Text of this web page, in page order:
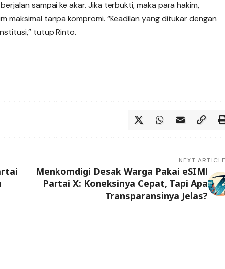
sampai ke akar. Jika terbukti, maka para hakim,
maksimal tanpa kompromi. “Keadilan yang ditukar dengan
tutup Rinto.
NEXT ARTICLE
Menkomdigi Desak Warga Pakai eSIM!
Partai X: Koneksinya Cepat, Tapi Apa
Transparansinya Jelas?